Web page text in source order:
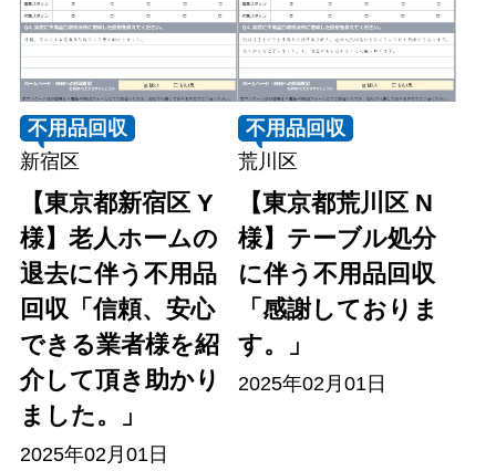
不用品回収
新宿区
【東京都新宿区 Y
様】老人ホームの
退去に伴う不用品
回収「信頼、安心
できる業者様を紹
介して頂き助かり
ました。」
2025年02月01日
不用品回収
荒川区
【東京都荒川区 N
様】テーブル処分
に伴う不用品回収
「感謝しておりま
す。」
2025年02月01日